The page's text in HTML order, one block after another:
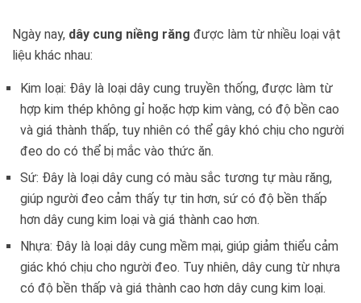
Ngày nay, dây cung niềng răng được làm từ nhiều loại vật
liệu khác nhau:
Kim loại: Đây là loại dây cung truyền thống, được làm từ
hợp kim thép không gỉ hoặc hợp kim vàng, có độ bền cao
và giá thành thấp, tuy nhiên có thể gây khó chịu cho người
đeo do có thể bị mắc vào thức ăn.
Sứ: Đây là loại dây cung có màu sắc tương tự màu răng,
giúp người đeo cảm thấy tự tin hơn, sứ có độ bền thấp
hơn dây cung kim loại và giá thành cao hơn.
Nhựa: Đây là loại dây cung mềm mại, giúp giảm thiểu cảm
giác khó chịu cho người đeo. Tuy nhiên, dây cung từ nhựa
có độ bền thấp và giá thành cao hơn dây cung kim loại.